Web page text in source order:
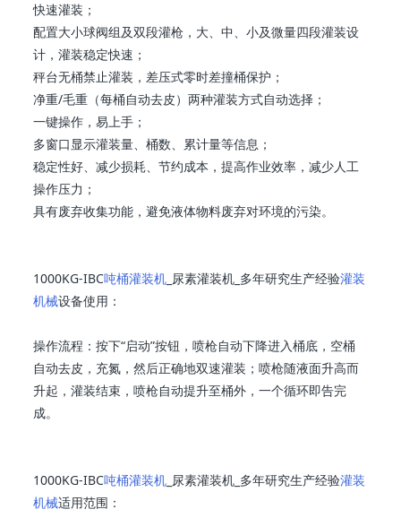
快速灌装；
配置大小球阀组及双段灌枪，大、中、小及微量四段灌装设
计，灌装稳定快速；
秤台无桶禁止灌装，差压式零时差撞桶保护；
净重/毛重（每桶自动去皮）两种灌装方式自动选择；
一键操作，易上手；
多窗口显示灌装量、桶数、累计量等信息；
稳定性好、减少损耗、节约成本，提高作业效率，减少人工
操作压力；
具有废弃收集功能，避免液体物料废弃对环境的污染。
1000KG-IBC吨桶灌装机 _尿素灌装机_多年研究生产经验灌装
机械设备使用：
操作流程：按下“启动”按钮，喷枪自动下降进入桶底，空桶
自动去皮，充氮，然后正确地双速灌装；喷枪随液面升高而
升起，灌装结束，喷枪自动提升至桶外，一个循环即告完
成。
1000KG-IBC吨桶灌装机 _尿素灌装机_多年研究生产经验灌装
机械适用范围：